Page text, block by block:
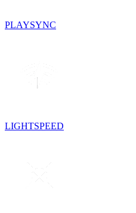
PLAYSYNC
LIGHTSPEED